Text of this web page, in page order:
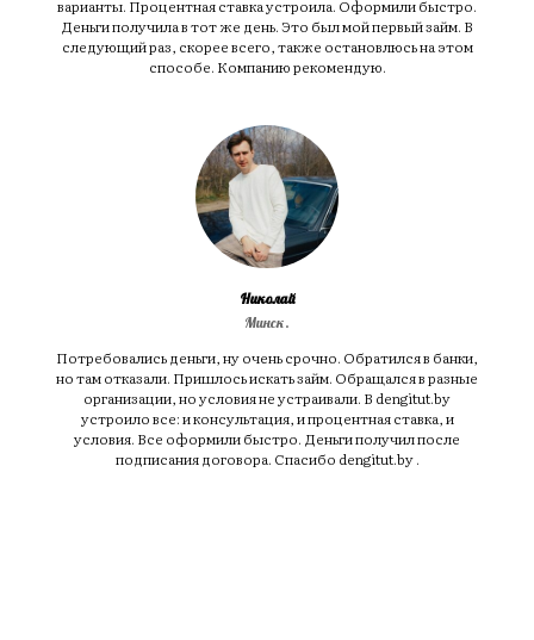
варианты. Процентная ставка устроила. Оформили быстро.
Деньги получила в тот же день. Это был мой первый займ. В
следующий раз, скорее всего, также остановлюсь на этом
способе. Компанию рекомендую.
Николай
Минск.
Потребовались деньги, ну очень срочно. Обратился в банки,
но там отказали. Пришлось искать займ. Обращался в разные
организации, но условия не устраивали. В dengitut.by
устроило все: и консультация, и процентная ставка, и
условия. Все оформили быстро. Деньги получил после
подписания договора. Спасибо dengitut.by .